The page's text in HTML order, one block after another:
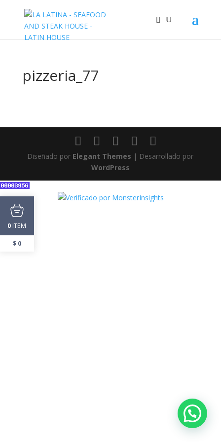
pizzeria_77
Diseñado por Elegant Themes | Desarrollado por
WordPress
0ITEM
$0